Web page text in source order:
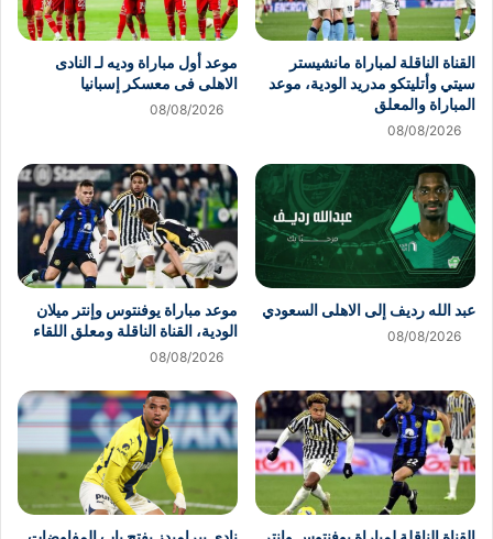
القناة الناقلة لمباراة مانشيستر
سيتي وأتليتكو مدريد الودية، موعد
المباراة والمعلق
08/08/2026
موعد أول مباراة وديه لـ النادى
الاهلى فى معسكر إسبانيا
08/08/2026
عبد الله رديف إلى الاهلى السعودي
08/08/2026
موعد مباراة يوفنتوس وإنتر ميلان
الودية، القناة الناقلة ومعلق اللقاء
08/08/2026